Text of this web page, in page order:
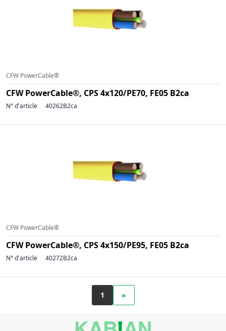
CFW PowerCable®
CFW PowerCable®, CPS 4x120/PE70, FE05 B2ca
N° d'article 40262B2ca
CFW PowerCable®
CFW PowerCable®, CPS 4x150/PE95, FE05 B2ca
N° d'article 40272B2ca
1 »